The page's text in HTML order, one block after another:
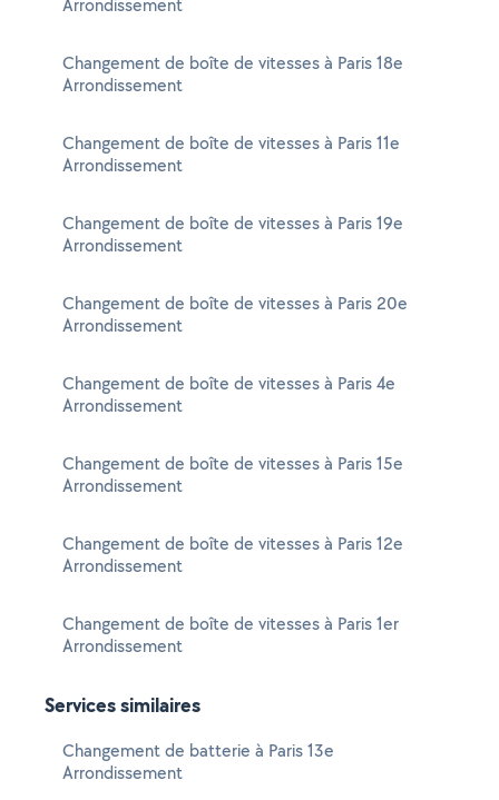
Arrondissement
Changement de boîte de vitesses à Paris 18e
Arrondissement
Changement de boîte de vitesses à Paris 11e
Arrondissement
Changement de boîte de vitesses à Paris 19e
Arrondissement
Changement de boîte de vitesses à Paris 20e
Arrondissement
Changement de boîte de vitesses à Paris 4e
Arrondissement
Changement de boîte de vitesses à Paris 15e
Arrondissement
Changement de boîte de vitesses à Paris 12e
Arrondissement
Changement de boîte de vitesses à Paris 1er
Arrondissement
Services similaires
Changement de batterie à Paris 13e
Arrondissement